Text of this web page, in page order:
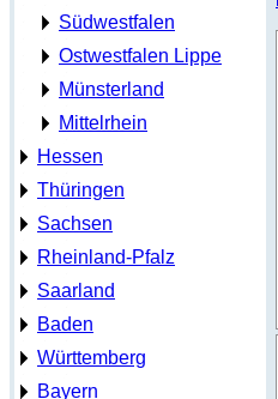
Südwestfalen
Ostwestfalen Lippe
Münsterland
Mittelrhein
Hessen
Thüringen
Sachsen
Rheinland-Pfalz
Saarland
Baden
Württemberg
Bayern